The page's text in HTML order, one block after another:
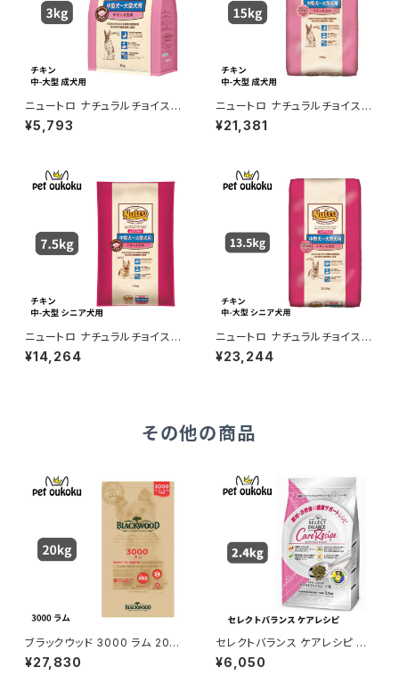
ニュートロ ナチュラルチョイス
チキン＆玄米 中型犬〜大型犬
成犬用 3kg 456235878369
¥5,793
ニュートロ ナチュラルチョイス
チキン＆玄米 中型犬〜大型犬
成犬用 15kg 007910510075
¥21,381
ニュートロ ナチュラルチョイス
チキン＆玄米 中型〜大型犬 エ
イジングケア 7.5kg 4562358
¥14,264
ニュートロ ナチュラルチョイス
チキン＆玄米 中型〜大型犬 エ
イジングケア 13.5kg 007910
¥23,244
その他の商品
ブラックウッド 3000 ラム 20k
g BLACKWOOD 456221050
1037
¥27,830
セレクトバランス ケアレシピ ホ
ワイトフィッシュ 小粒 避妊・去勢
後の健康サポートレシピ 1才以
¥6,050